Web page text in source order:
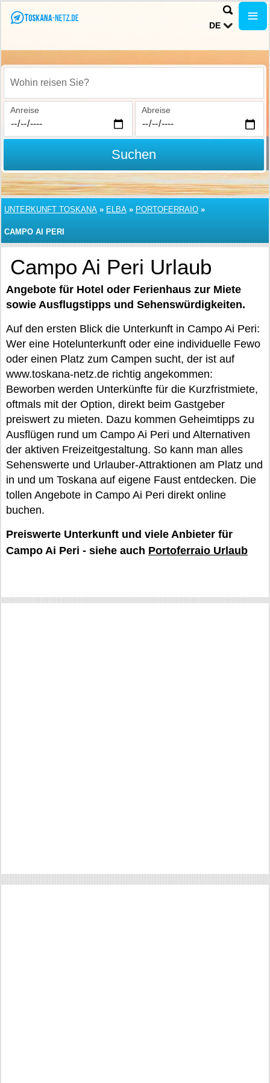
DE
Wohin reisen Sie?
Anreise Abreise
Suchen
UNTERKUNFT TOSKANA » ELBA » PORTOFERRAIO »
CAMPO AI PERI
Campo Ai Peri Urlaub
Angebote für Hotel oder Ferienhaus zur Miete
sowie Ausflugstipps und Sehenswürdigkeiten.
Auf den ersten Blick die Unterkunft in Campo Ai Peri:
Wer eine Hotelunterkunft oder eine individuelle Fewo
oder einen Platz zum Campen sucht, der ist auf
www.toskana-netz.de richtig angekommen:
Beworben werden Unterkünfte für die Kurzfristmiete,
oftmals mit der Option, direkt beim Gastgeber
preiswert zu mieten. Dazu kommen Geheimtipps zu
Ausflügen rund um Campo Ai Peri und Alternativen
der aktiven Freizeitgestaltung. So kann man alles
Sehenswerte und Urlauber-Attraktionen am Platz und
in und um Toskana auf eigene Faust entdecken. Die
tollen Angebote in Campo Ai Peri direkt online
buchen.
Preiswerte Unterkunft und viele Anbieter für
Campo Ai Peri - siehe auch Portoferraio Urlaub